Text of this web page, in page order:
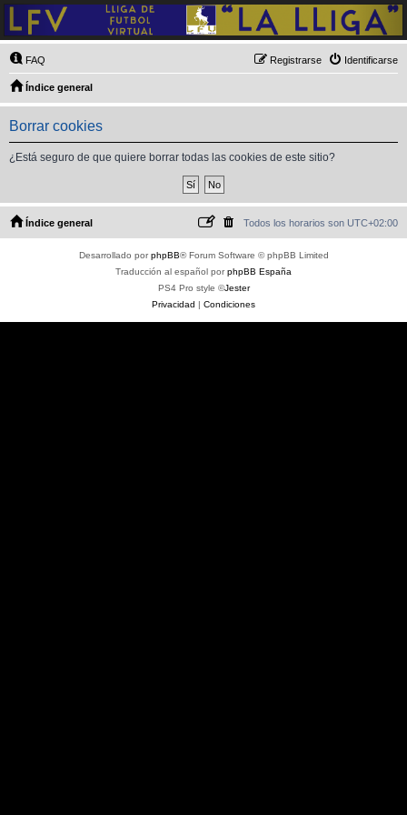
FAQ Identificarse
Registrarse
Índice general
Borrar cookies
¿Está seguro de que quiere borrar todas las cookies de este sitio?
Índice general Todos los horarios son UTC+02:00
Desarrollado porphpBB® Forum Software © phpBB Limited
Traducción al español porphpBB España
PS4 Pro style ©Jester
Privacidad | Condiciones